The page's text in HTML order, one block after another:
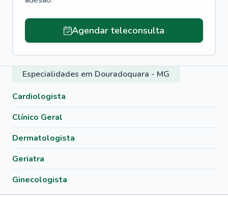
Agendar teleconsulta
Especialidades em Douradoquara - MG
Cardiologista
Clínico Geral
Dermatologista
Geriatra
Ginecologista